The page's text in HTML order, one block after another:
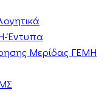
Έντυπα
Μερίδας ΓΕΜΗ